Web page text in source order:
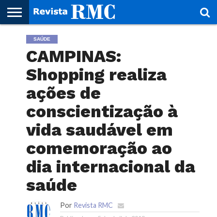
HOME
REVISTA
PROJETO
RMC – 20
ARTE &
NOTÍCIAS
EDIÇÕES
PARCEIROS
FAÇA
SEU
SITE!
FALESAÚDE
CAMPINAS:
Shopping realiza
ações de
conscientização à
vida saudável em
comemoração ao
dia internacional da
saúde
Por Revista RMC